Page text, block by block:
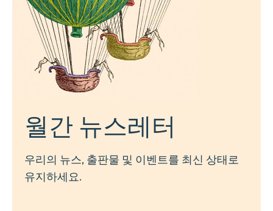
월간 뉴스레터
우리의 뉴스, 출판물 및 이벤트를 최신 상태로
유지하세요.